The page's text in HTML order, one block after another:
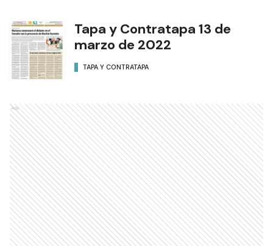
Tapa y Contratapa 13 de
marzo de 2022
TAPA Y CONTRATAPA
Ads